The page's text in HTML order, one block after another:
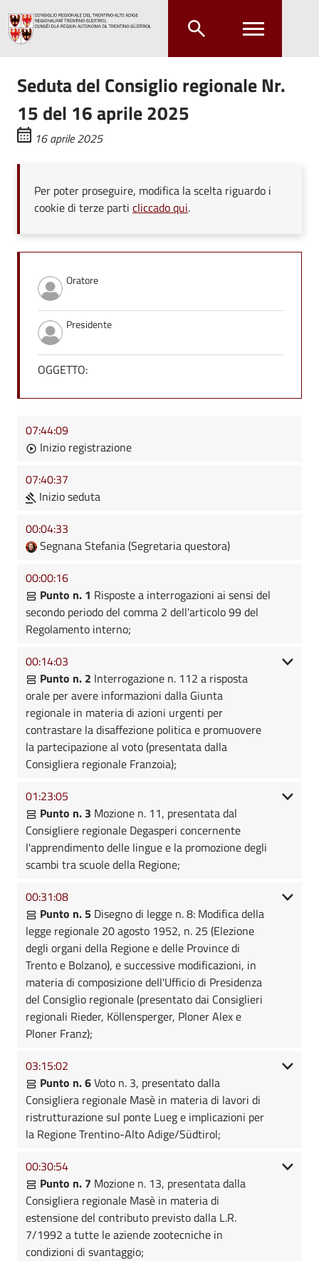
Seduta del Consiglio regionale Nr.
15 del 16 aprile 2025
16 aprile 2025
Per poter proseguire, modifica la scelta riguardo i
cookie di terze parti cliccado qui.
Oratore
Presidente
OGGETTO:
07:44:09
Inizio registrazione
07:40:37
Inizio seduta
00:04:33
Segnana Stefania (Segretaria questora)
00:00:16
Punto n. 1 Risposte a interrogazioni ai sensi del
secondo periodo del comma 2 dell'articolo 99 del
Regolamento interno;
00:14:03
Punto n. 2 Interrogazione n. 112 a risposta
orale per avere informazioni dalla Giunta
regionale in materia di azioni urgenti per
contrastare la disaffezione politica e promuovere
la partecipazione al voto (presentata dalla
Consigliera regionale Franzoia);
01:23:05
Punto n. 3 Mozione n. 11, presentata dal
Consigliere regionale Degasperi concernente
l'apprendimento delle lingue e la promozione degli
scambi tra scuole della Regione;
00:31:08
Punto n. 5 Disegno di legge n. 8: Modifica della
legge regionale 20 agosto 1952, n. 25 (Elezione
degli organi della Regione e delle Province di
Trento e Bolzano), e successive modificazioni, in
materia di composizione dell'Ufficio di Presidenza
del Consiglio regionale (presentato dai Consiglieri
regionali Rieder, Köllensperger, Ploner Alex e
Ploner Franz);
03:15:02
Punto n. 6Voto n. 3, presentato dalla
Consigliera regionale Masè in materia di lavori di
ristrutturazione sul ponte Lueg e implicazioni per
la Regione Trentino-Alto Adige/Südtirol;
00:30:54
Punto n. 7 Mozione n. 13, presentata dalla
Consigliera regionale Masè in materia di
estensione del contributo previsto dalla L.R.
7/1992 a tutte le aziende zootecniche in
condizioni di svantaggio;